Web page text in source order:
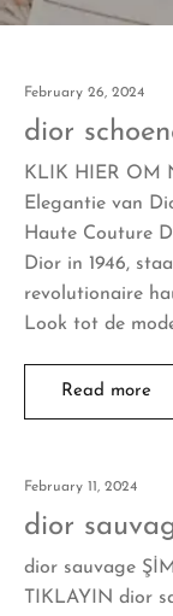
February 26, 2024
dior
KLIK HIER OM
Elegantie van
Haute Couture
Dior in 1946,
revolutionaire
Look tot de
Read more
February 11, 2024
dior
dior sauvage
TIKLAYIN dior